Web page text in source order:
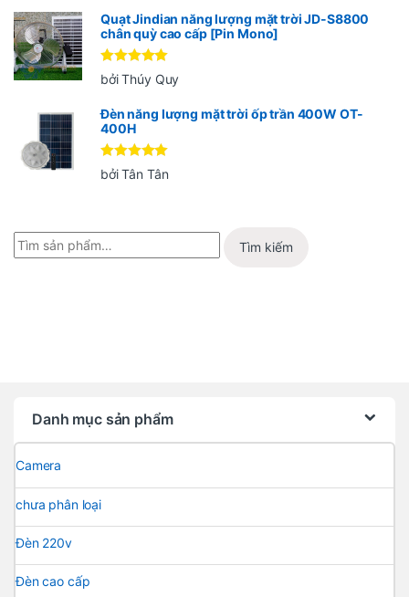
Quạt Jindian năng lượng mặt trời JD-S8800
chân quỳ cao cấp [Pin Mono]
Được xếp
hạng 5 5
bởi Thúy Quy
Đèn năng lượng mặt trời ốp trần 400W OT-
400H
Được xếp
hạng 55
bởi Tân Tân
Tìm kiếm
Danh mục sản phẩm
Camera
chưa phân loại
Đèn 220v
Đèn cao cấp